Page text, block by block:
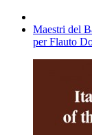
Maestri del
per Flauto